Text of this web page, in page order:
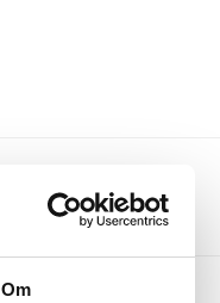
Om